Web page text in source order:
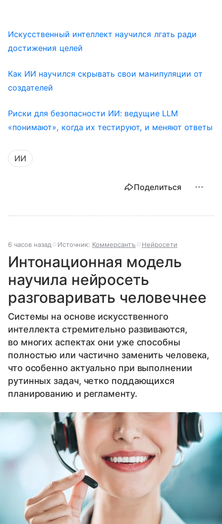
Искусственный интеллект научился лгать ради
достижения целей
Как ИИ научился скрывать свои манипуляции от
создателей
Риски для безопасности ИИ: ведущие LLM
«понимают», когда их тестируют, и меняют ответы
ИИ
Поделиться
6 часов назад Источник: Коммерсантъ Нейросети
Интонационная модель
научила нейросеть
разговаривать человечнее
Системы на основе искусственного
интеллекта стремительно развиваются,
во многих аспектах они уже способны
полностью или частично заменить человека,
что особенно актуально при выполнении
рутинных задач, четко поддающихся
планированию и регламенту.